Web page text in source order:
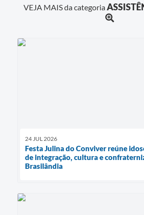
VEJA MAIS da categoria
24 JUL 2026
Festa Julina do Conviver reúne
de integração, cultura e
Brasilândia